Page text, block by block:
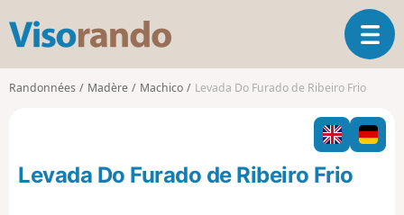
s
o
o
O
u
i
r
l
Randonnées Madère Machico Levada Do Furado de Ribeiro Frio
Levada Do Furado de Ribeiro Frio